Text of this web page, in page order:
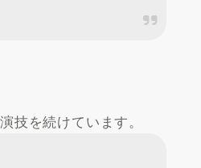
技を続けています。